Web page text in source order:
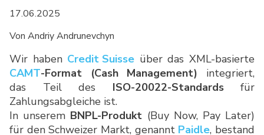
17.06.2025
Von Andriy Andrunevchyn
Wir haben Credit Suisse über das XML-basierte
CAMT-Format (Cash Management) integriert,
das Teil des ISO-20022-Standardsfür
Zahlungsabgleiche ist.
In unserem BNPL-Produkt (Buy Now, Pay Later)
für den Schweizer Markt, genannt Paidle, bestand